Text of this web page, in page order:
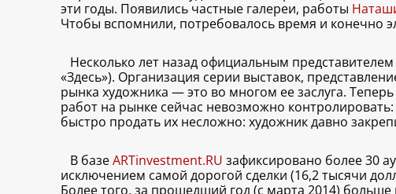
эти годы. Появились частные галереи, работы
Чтобы вспомнили, потребовалось время и конечно
Несколько лет назад официальным
«Здесь»). Организация серии выставок,
рынка художника — это во многом ее заслуга.
работ на рынке сейчас невозможно
быстро продать их несложно: художник давно
В базеARTinvestment.RU зафиксировано более 30
исключением самой дорогой сделки (16,2 тысячи
Более того, за прошедший год (с марта 2014)